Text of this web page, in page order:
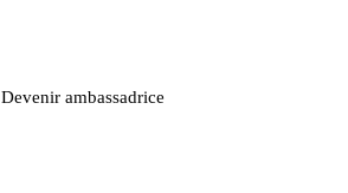
Devenir ambassadrice